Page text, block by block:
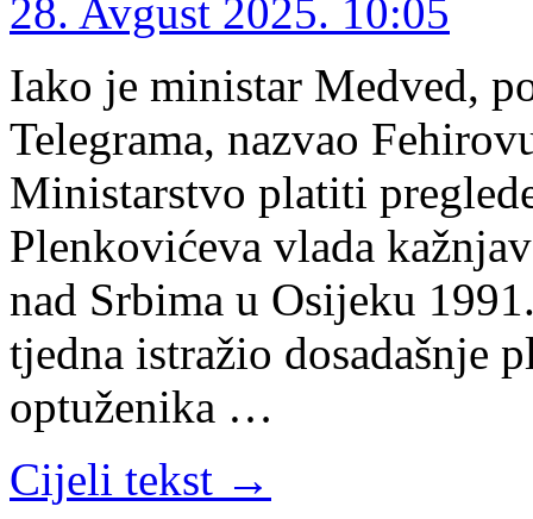
28. Avgust 2025. 10:05
Iako je ministar Medved,
Telegrama, nazvao
Ministarstvo platiti
Plenkovićeva vlada
nad Srbima u Osijeku
tjedna istražio dosadašnje
optuženika …
Cijeli tekst →